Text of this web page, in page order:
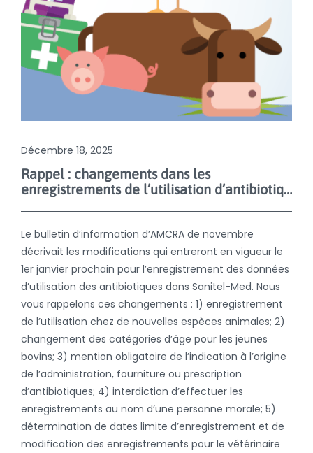
Décembre 18, 2025
Rappel : changements dans les
enregistrements de l’utilisation d’antibiotiques dans Sanitel-Med dès le 1er janvier 2026
Le bulletin d’information d’AMCRA de novembre
décrivait les modifications qui entreront en vigueur le
1er janvier prochain pour l’enregistrement des données
d’utilisation des antibiotiques dans Sanitel-Med. Nous
vous rappelons ces changements : 1) enregistrement
de l’utilisation chez de nouvelles espèces animales; 2)
changement des catégories d’âge pour les jeunes
bovins; 3) mention obligatoire de l’indication à l’origine
de l’administration, fourniture ou prescription
d’antibiotiques; 4) interdiction d’effectuer les
enregistrements au nom d’une personne morale; 5)
détermination de dates limite d’enregistrement et de
modification des enregistrements pour le vétérinaire